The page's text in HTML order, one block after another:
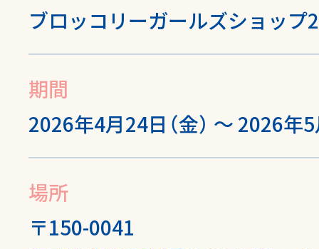
ブロッコリーガールズショップ
期間
2026年4月24日（金） ～ 2026年5
場所
〒150-0041